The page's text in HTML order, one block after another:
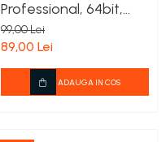
Professional, 64bit,
1PC, Retail, ESD,
Licenta permanenta
99,00 Lei
89,00 Lei
ADAUGA IN COS